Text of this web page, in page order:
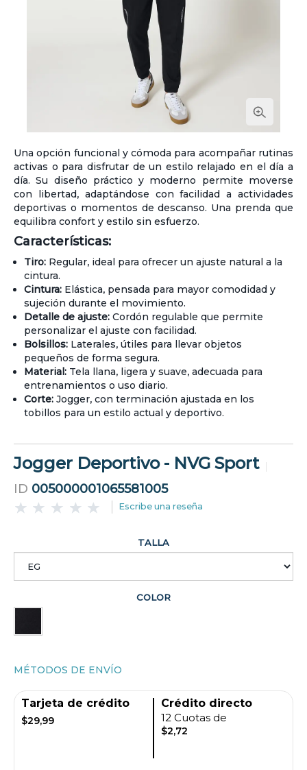
Una opción funcional y cómoda para acompañar rutinas
activas o para disfrutar de un estilo relajado en el día a
día. Su diseño práctico y moderno permite moverse
con libertad, adaptándose con facilidad a actividades
deportivas o momentos de descanso. Una prenda que
equilibra confort y estilo sin esfuerzo.
Características:
Tiro: Regular, ideal para ofrecer un ajuste natural a la
cintura.
Cintura: Elástica, pensada para mayor comodidad y
sujeción durante el movimiento.
Detalle de ajuste: Cordón regulable que permite
personalizar el ajuste con facilidad.
Bolsillos: Laterales, útiles para llevar objetos
pequeños de forma segura.
Material: Tela llana, ligera y suave, adecuada para
entrenamientos o uso diario.
Corte: Jogger, con terminación ajustada en los
tobillos para un estilo actual y deportivo.
Jogger Deportivo - NVG Sport
ID 005000001065581005
Escribe una reseña
TALLA
COLOR
MÉTODOS DE ENVÍO
Tarjeta de crédito
$29,99
Crédito directo
12 Cuotas de
$2,72